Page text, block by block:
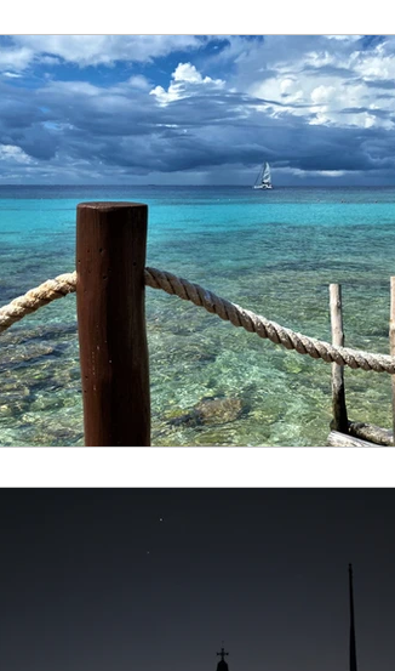
John/Juan Acts/Hechos
2 Corinthians/2 Corintios Galatians/
Colossians/Colosenses 1
1 Timothy/1 Timoteo 2 Timothy/2
James/Santiago 1 Peter/1 Pedro